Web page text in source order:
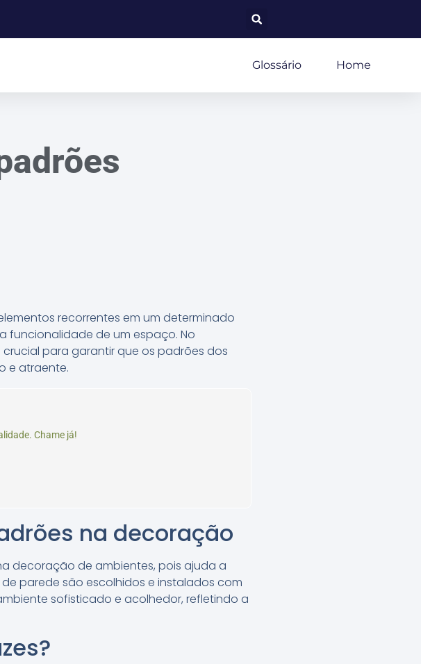
Glossário Home
recorrentes em um determinado
funcionalidade de um espaço. No
para garantir que os padrões dos
e atraente.
Chame já!
na decoração
decoração de ambientes, pois ajuda a
parede são escolhidos e instalados com
sofisticado e acolhedor, refletindo a